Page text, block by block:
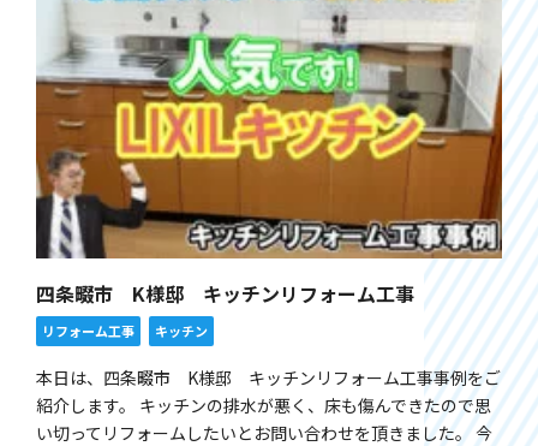
四条畷市 K様邸 キッチンリフォーム工事
リフォーム工事 キッチン
本日は、四条畷市 K様邸 キッチンリフォーム工事事例をご
紹介します。 キッチンの排水が悪く、床も傷んできたので思
い切ってリフォームしたいとお問い合わせを頂きました。 今